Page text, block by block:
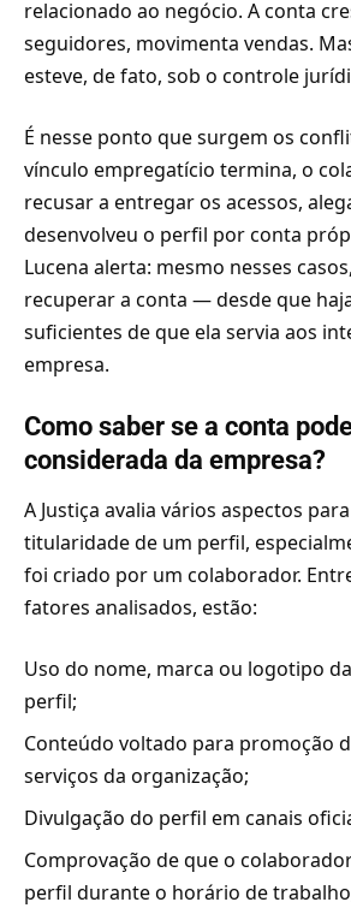
relacionado ao negócio. A conta
seguidores, movimenta vendas.
esteve, de fato, sob o controle
É nesse ponto que surgem os
vínculo empregatício termina, o
recusar a entregar os acessos,
desenvolveu o perfil por conta
Lucena alerta: mesmo nesses
recuperar a conta — desde que
suficientes de que ela servia aos
empresa.
Como saber se a conta
considerada da empresa?
A Justiça avalia vários aspectos
titularidade de um perfil,
foi criado por um colaborador.
fatores analisados, estão:
Uso do nome, marca ou logotipo
perfil;
Conteúdo voltado para promoção
serviços da organização;
Divulgação do perfil em canais
Comprovação de que o
perfil durante o horário de